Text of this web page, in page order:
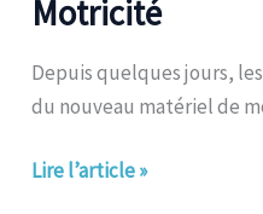
Motricité
Depuis quelques jours,
du nouveau matériel de
Lire l’article »